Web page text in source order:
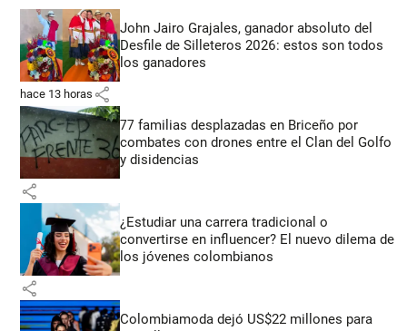
John Jairo Grajales, ganador absoluto del
Desfile de Silleteros 2026: estos son todos
los ganadores
hace 13 horas share
77 familias desplazadas en Briceño por
combates con drones entre el Clan del Golfo
y disidencias
share
¿Estudiar una carrera tradicional o
convertirse en influencer? El nuevo dilema de
los jóvenes colombianos
share
Colombiamoda dejó US$22 millones para